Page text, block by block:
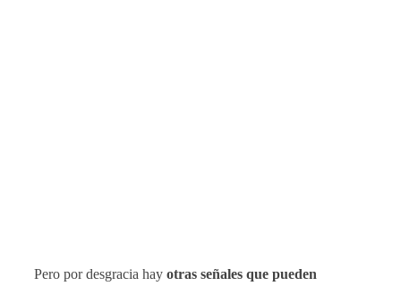
Pero por desgracia hay otras señales que pueden